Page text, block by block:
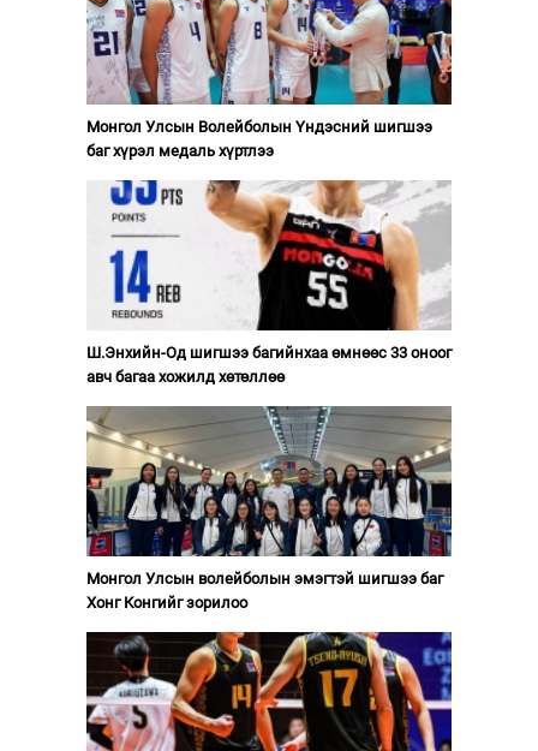
Монгол Улсын Волейболын Үндэсний шигшээ
баг хүрэл медаль хүртлээ
Ш.Энхийн-Од шигшээ багийнхаа өмнөөс 33 оноог
авч багаа хожилд хөтөллөө
Монгол Улсын волейболын эмэгтэй шигшээ баг
Хонг Конгийг зорилоо